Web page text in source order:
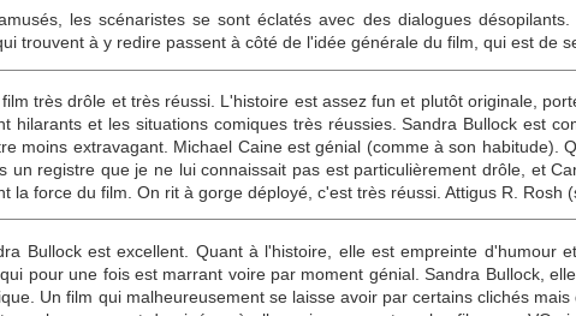
les scénaristes se sont éclatés avec des dialogues
trouvent à y redire passent à côté de l'idée générale du film, qui est de
très drôle et très réussi. L'histoire est assez fun et plutôt originale,
hilarants et les situations comiques très réussies. Sandra Bullock est
moins extravagant. Michael Caine est génial (comme à son habitude).
un registre que je ne lui connaissait pas est particulièrement drôle, et
la force du film. On rit à gorge déployé, c'est très réussi. Attigus R. Rosh
Bullock est excellent. Quant à l'histoire, elle est empreinte d'humour
pour une fois est marrant voire par moment génial. Sandra Bullock,
Un film qui malheureusement se laisse avoir par certains clichés